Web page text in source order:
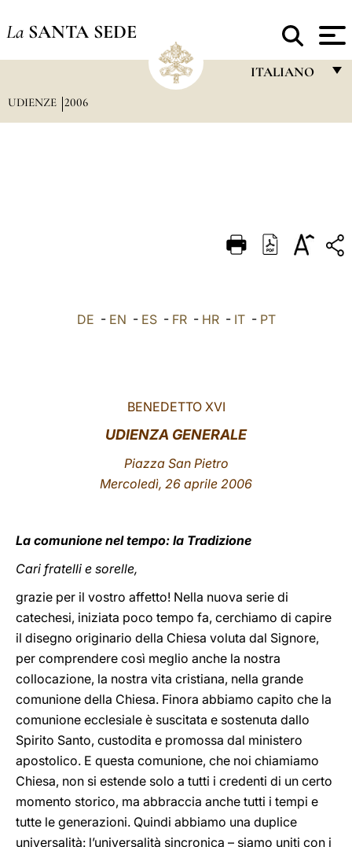
La SANTA SEDE
ITALIANO
DEUTSCH
العربيّة
UDIENZE 2006
DE - EN - ES- FR- HR- IT- PT
BENEDETTO XVI
UDIENZA GENERALE
Piazza San Pietro
Mercoledì, 26 aprile 2006
La comunione nel tempo: la Tradizione
Cari fratelli e sorelle,
grazie per il vostro affetto! Nella nuova serie di
catechesi, iniziata poco tempo fa, cerchiamo di capire
il disegno originario della Chiesa voluta dal Signore,
per comprendere così meglio anche la nostra
collocazione, la nostra vita cristiana, nella grande
comunione della Chiesa. Finora abbiamo capito che la
comunione ecclesiale è suscitata e sostenuta dallo
Spirito Santo, custodita e promossa dal ministero
apostolico. E questa comunione, che noi chiamiamo
Chiesa, non si estende solo a tutti i credenti di un certo
momento storico, ma abbraccia anche tutti i tempi e
tutte le generazioni. Quindi abbiamo una duplice
universalità: l’universalità sincronica – siamo uniti con i